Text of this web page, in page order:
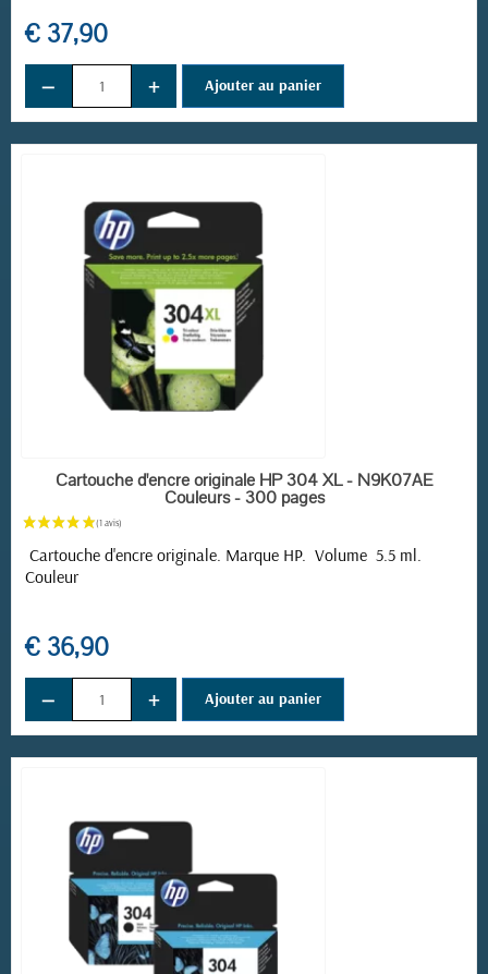
€ 37,90
− + Ajouter au panier
EN STOCK
Cartouche d'encre originale HP 304 XL - N9K07AE
Couleurs - 300 pages
Cartouche d'encre originale. Marque HP. Volume 5.5 ml.
Couleur
€ 36,90
− + Ajouter au panier